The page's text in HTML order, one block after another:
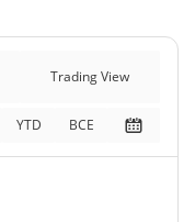
8.11%
4.20%
Trading View
YTD ВСЕ